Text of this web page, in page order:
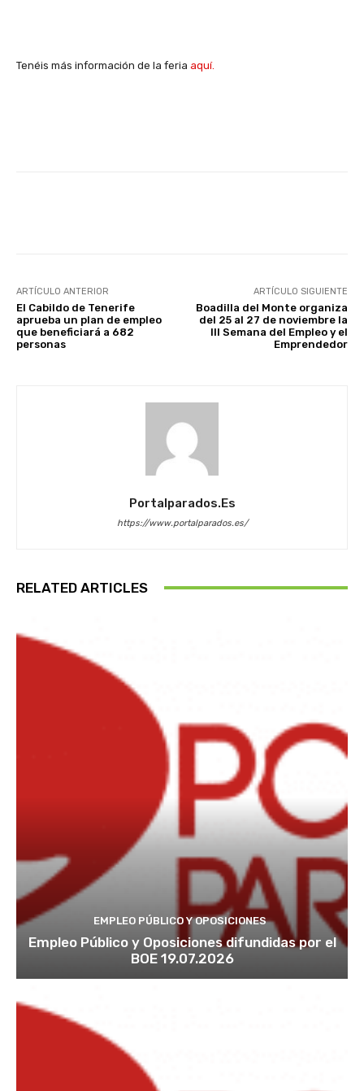
Tenéis más información de la feria aquí.
ARTÍCULO ANTERIOR
El Cabildo de Tenerife
aprueba un plan de empleo
que beneficiará a 682
personas
ARTÍCULO SIGUIENTE
Boadilla del Monte organiza
del 25 al 27 de noviembre la
III Semana del Empleo y el
Emprendedor
Portalparados.es
https://www.portalparados.es/
RELATED ARTICLES
EMPLEO PÚBLICO Y OPOSICIONES
Empleo Público y Oposiciones difundidas por el
BOE 19.07.2026